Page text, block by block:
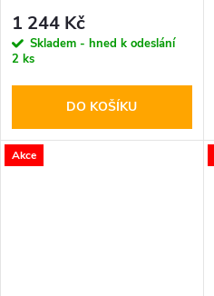
Orange
1 244 Kč
Skladem - hned k odeslání
2 ks
DO KOŠÍKU
Akce